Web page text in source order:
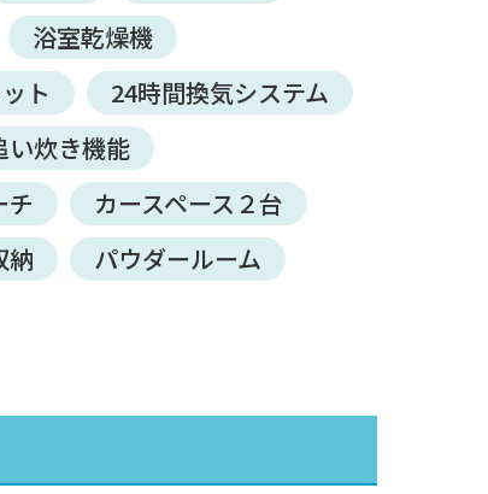
浴室乾燥機
ト
24時間換気システム
い炊き機能
チ
カースペース２台
納
パウダールーム